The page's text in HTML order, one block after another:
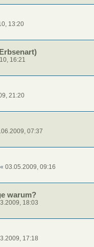
13:20
16:21
21:20
07:37
« 03.05.2009, 09:16
warum?
18:03
17:18